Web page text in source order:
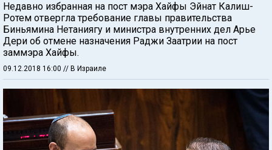
Недавно избранная на пост мэра Хайфы Эйнат Калиш-
Ротем отвергла требование главы правительства
Биньямина Нетаниягу и министра внутренних дел Арье
Дери об отмене назначения Раджи Заатрии на пост
заммэра Хайфы.
09.12.2018 16:00 // В Израиле